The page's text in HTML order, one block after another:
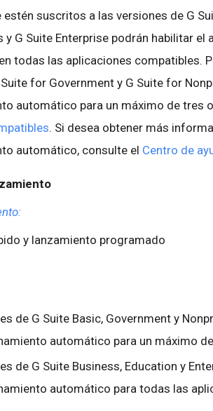
estén suscritos a las versiones de G
y G Suite Enterprise podrán habilitar
todas las aplicaciones compatibles.
Suite for Government y G Suite for
automático para un máximo de tres
. Si desea obtener más
automático, consulte el Centro de
y lanzamiento programado
de G Suite Basic, Government y
automático para un máximo
de G Suite Business, Education y
automático para todas las